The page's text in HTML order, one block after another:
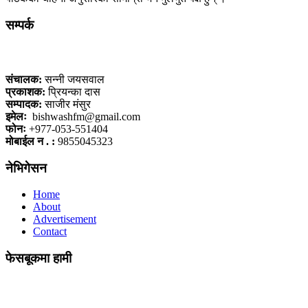
सम्पर्क
संचालक: सन्नी जयसवाल
प्रकाशक: प्रियन्का दास
सम्पादक: साजीर मंसुर
इमेलः bishwashfm@gmail.com
फोनः +977-053-551404
मोबाईल न . : 9855045323
नेभिगेसन
Home
About
Advertisement
Contact
फेसबूकमा हामी